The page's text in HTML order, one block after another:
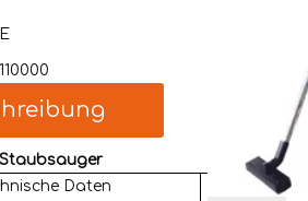
Daten Merkmal